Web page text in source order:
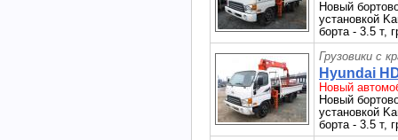
Новый
установкой
борта - 3.5 т,
Грузовики с
Hyundai
Новый
Новый
установкой
борта - 3.5 т,